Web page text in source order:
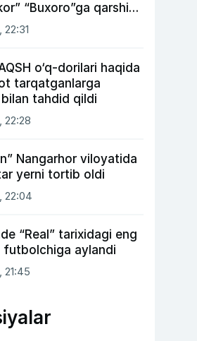
“Buxoro”ga qarshi
qo‘ldan
22:31
o‘q-dorilari haqida
tarqatganlarga
tahdid qildi
22:28
Nangarhor viloyatida
yerni tortib oldi
22:04
“Real” tarixidagi eng
futbolchiga aylandi
21:45